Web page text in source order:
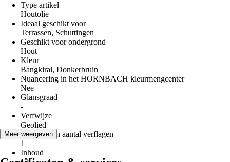
Type artikel
Houtolie
Ideaal geschikt voor
Terrassen, Schuttingen
Geschikt voor ondergrond
Hout
Kleur
Bangkirai, Donkerbruin
Nuancering in het HORNBACH kleurmengcenter
Nee
Glansgraad
-
Verfwijze
Geolied
Aanbevolen aantal verflagen
1
Inhoud
Meer weergeven